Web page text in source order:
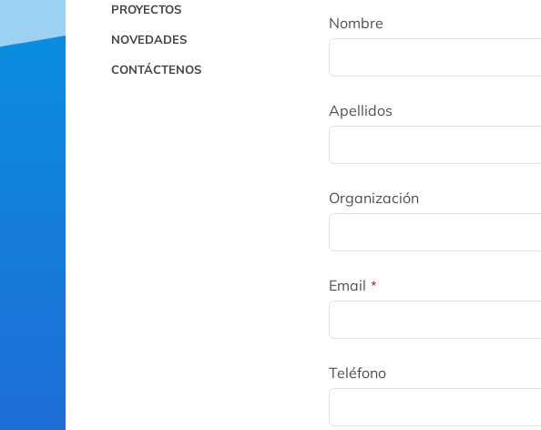
PROYECTOS
NOVEDADES
CONTÁCTENOS
Nombre
Apellidos
Organización
Email *
Teléfono